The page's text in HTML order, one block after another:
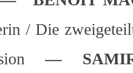
/ Die
—